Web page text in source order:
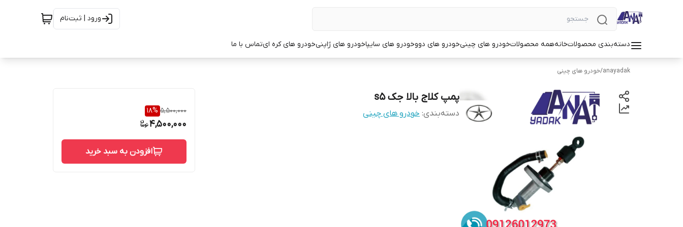
ورود | ثبت‌نام
دسته‌بندی محصولاتخانههمه محصولاتخودرو های چینیخودرو های دووخودرو های سایپاخودرو های ژاپنیخودرو های کره ایتماس با ما
anayadak
/خودرو های چینی
پمپ کلاج بالا جک s5
دسته‌بندی: خودرو های چینی 5,500,000
18%
4,500,000
افزودن به سبد خرید